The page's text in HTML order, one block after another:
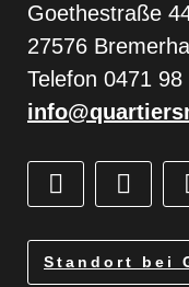
Goethestraße
27576
Telefon 0471
Standort bei